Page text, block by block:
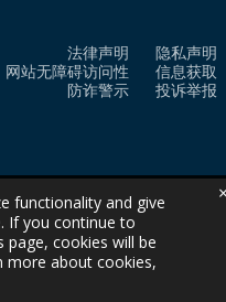
法律声明
隐私声明
网站无障碍访问性
信息获取
防诈警示
投诉举报
functionality and give
If you continue to
page, cookies will be
more about cookies,